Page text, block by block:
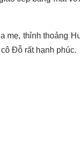
mẹ, thỉnh thoảng
Đỗ rất hạnh phúc.